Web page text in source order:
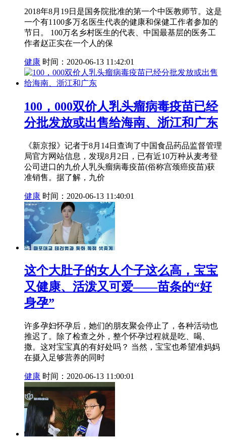
2018年8月19日是国务院批准的第一个中医教师节。这是
一个有1100多万名医生代表的健康和保健工作者参加的
节日。 100万名乡村医生的代表、中国最基层的医务工
作者赵正实在一个人的保
健康 时间：2020-06-13 11:42:01
100，000双价人乳头瘤病毒疫苗已经
分批发放或出售给海南、浙江和广东
《新京报》记者于8月14日查询了中国食品药品监督管理
局官方网站信息，发现8月2日，已有近10万种从麦考登
公司进口的九价人乳头瘤病毒疫苗(俗称宫颈癌疫苗)获
准销售。据了解，九价
健康 时间：2020-06-13 11:40:01
这个大肚子的女人个子这么高，宝宝
又健康、活泼又可爱——苗条的“好
身孕”
许多孕妇怀孕后，她们的朋友聚会停止了，各种活动也
推迟了。除了检查之外，整个怀孕过程就是吃、喝、
撒。这对宝宝真的有好处吗？ 当然，宝宝也希望准妈妈
在摄入足够营养的同时
健康 时间：2020-06-13 11:00:01